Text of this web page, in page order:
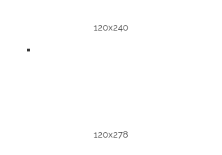
120x240
120x278